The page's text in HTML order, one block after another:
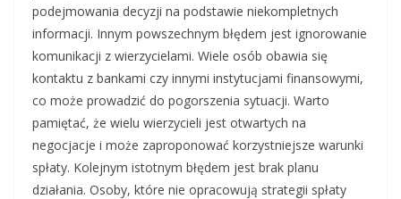
podejmowania decyzji na podstawie niekompletnych
informacji. Innym powszechnym błędem jest ignorowanie
komunikacji z wierzycielami. Wiele osób obawia się
kontaktu z bankami czy innymi instytucjami finansowymi,
co może prowadzić do pogorszenia sytuacji. Warto
pamiętać, że wielu wierzycieli jest otwartych na
negocjacje i może zaproponować korzystniejsze warunki
spłaty. Kolejnym istotnym błędem jest brak planu
działania. Osoby, które nie opracowują strategii spłaty